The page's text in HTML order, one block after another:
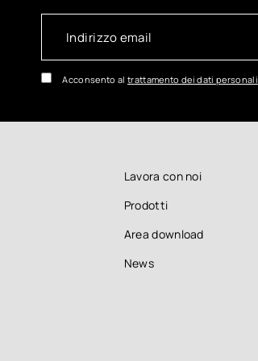
Acconsento al trattamento dei dati personali
Lavora con noi
Prodotti
Area download
News